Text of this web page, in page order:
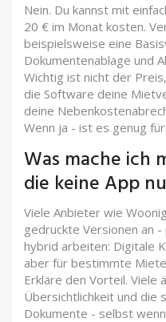
Nein. Du kannst mit
20 € im Monat kosten.
beispielsweise eine
Dokumentenablage und
Wichtig ist nicht der
die Software deine
deine
Wenn ja - ist es genug
Was mache ich
die keine App
Viele Anbieter wie
gedruckte Versionen an
hybrid arbeiten: Digitale
aber für bestimmte
Erkläre den Vorteil.
Übersichtlichkeit und die
Dokumente - selbst